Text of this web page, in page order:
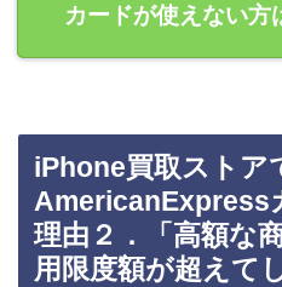
カードが使えない方
iPhone買取ストア
AmericanExpress
理由２．「高額な
用限度額が超えて